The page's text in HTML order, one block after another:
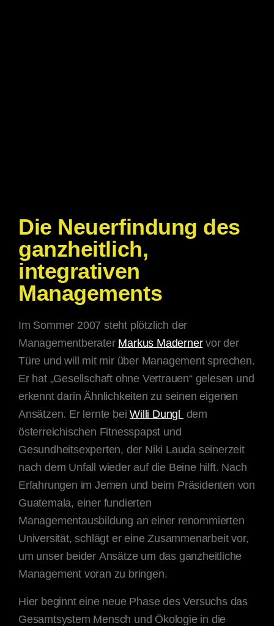
Die Neuerfindung des
ganzheitlich,
integrativen
Managements
Im Sommer 2007 steht plötzlich der
Managementberater Markus Madernervor der
Türe und will mit mir über Management sprechen.
Er hat „Gesellschaft ohne Vertrauen“ gelesen und
erkennt darin Ähnlichkeiten zu seinen eigenen
Ansätzen. Er lernte beiWilli Dungl
dem
österreichischen Fitnesspapst und
Gesundheitsexperten, der Niki Lauda seinerzeit
nach dem Unfall wieder auf die Beine hilft. Nach
Erfahrungen im Jemen und beim Präsidenten von
Guatemala, einer fundierten
Managementausbildung an einer renommierten
Universität, schlägt er eine Zusammenarbeit vor,
um unser beider Ansätze um das ganzheitliche
Management voran zu bringen.
Hier beginnt eine neue Phase des Versuchs das
Gesamtsystem Mensch und Ökologie in die